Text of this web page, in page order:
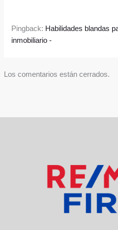
Pingback: Habilidades blandas
inmobiliario -
Los comentarios están cerrados.